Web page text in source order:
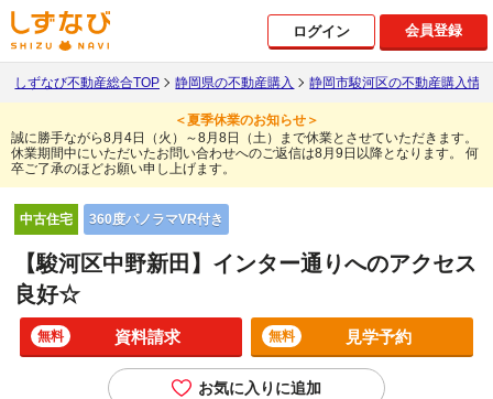
ログイン 会員登録
しずなび不動産総合TOP 静岡県の不動産購入 静岡市駿河区の不動産購入情
＜夏季休業のお知らせ＞
誠に勝手ながら8月4日（火）～8月8日（土）まで休業とさせていただきます。
休業期間中にいただいたお問い合わせへのご返信は8月9日以降となります。
何
卒ご了承のほどお願い申し上げます。
中古住宅 360度パノラマVR付き
【駿河区中野新田】インター通りへのアクセス
良好☆
資料請求
無料 見学予約
無料
お気に入りに追加